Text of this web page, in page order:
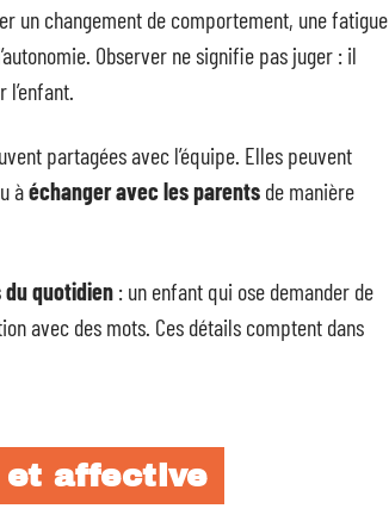
un changement de comportement, une fatigue
Observer ne signifie pas juger : il
partagées avec l’équipe. Elles peuvent
àéchanger avec les parents de manière
quotidien : un enfant qui ose demander de
avec des mots. Ces détails comptent dans
et affective